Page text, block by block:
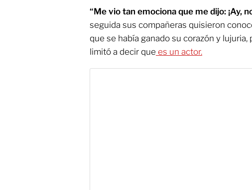
“Me vio tan emociona que me dijo: ¡Ay,
seguida sus compañeras quisieron
que se había ganado su corazón y lujuria,
limitó a decir que es un actor.